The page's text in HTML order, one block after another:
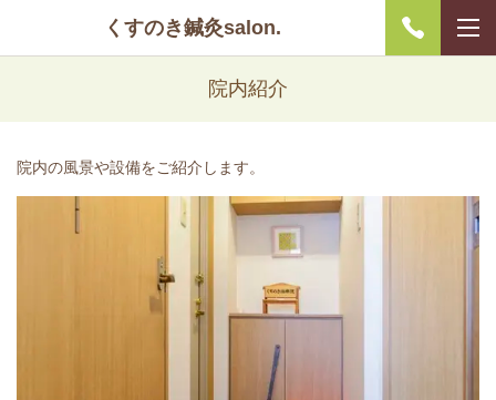
くすのき鍼灸salon.
院内紹介
院内の風景や設備をご紹介します。